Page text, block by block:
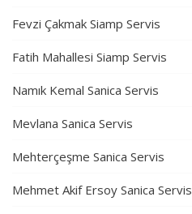
Fevzi Çakmak Siamp Servis
Fatih Mahallesi Siamp Servis
Namık Kemal Sanica Servis
Mevlana Sanica Servis
Mehterçeşme Sanica Servis
Mehmet Akif Ersoy Sanica Servis